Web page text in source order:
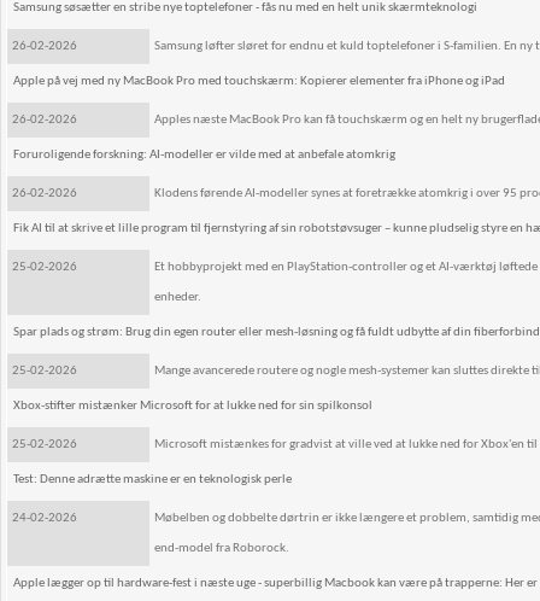
Samsung søsætter en stribe nye toptelefoner - fås nu med en helt unik skærmteknologi
26-02-2026 Samsung løfter sløret for endnu et kuld toptelefoner i S-familien. En
Apple på vej med ny MacBook Pro med touchskærm: Kopierer elementer fra iPhone og iPad
26-02-2026 Apples næste MacBook Pro kan få touchskærm og en helt ny
Foruroligende forskning: AI-modeller er vilde med at anbefale atomkrig
26-02-2026 Klodens førende AI-modeller synes at foretrække atomkrig i over 95
Fik AI til at skrive et lille program til fjernstyring af sin robotstøvsuger – kunne pludselig styre en
25-02-2026 Et hobbyprojekt med en PlayStation-controller og et AI-værktøj
enheder.
Spar plads og strøm: Brug din egen router eller mesh-løsning og få fuldt udbytte af din
25-02-2026 Mange avancerede routere og nogle mesh-systemer kan sluttes
Xbox-stifter mistænker Microsoft for at lukke ned for sin spilkonsol
25-02-2026 Microsoft mistænkes for gradvist at ville ved at lukke ned for Xbox'en
Test: Denne adrætte maskine er en teknologisk perle
24-02-2026 Møbelben og dobbelte dørtrin er ikke længere et problem, samtidig
end-model fra Roborock.
Apple lægger op til hardware-fest i næste uge - superbillig Macbook kan være på trapperne: Her